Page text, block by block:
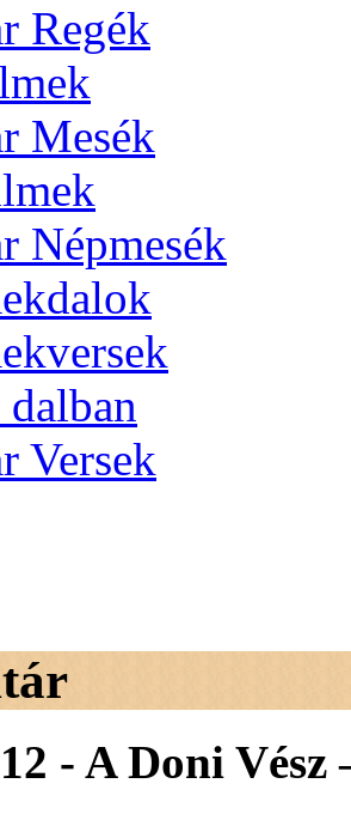
Regék
Mesék
Népmesék
Versek
- A Doni Vész